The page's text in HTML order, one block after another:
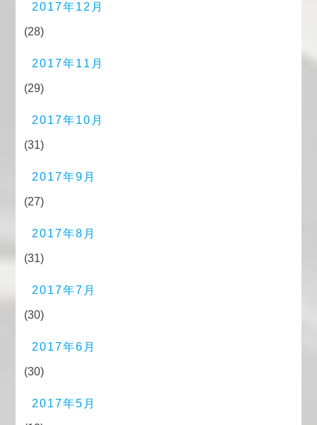
2017年12月
(28)
2017年11月
(29)
2017年10月
(31)
2017年9月
(27)
2017年8月
(31)
2017年7月
(30)
2017年6月
(30)
2017年5月